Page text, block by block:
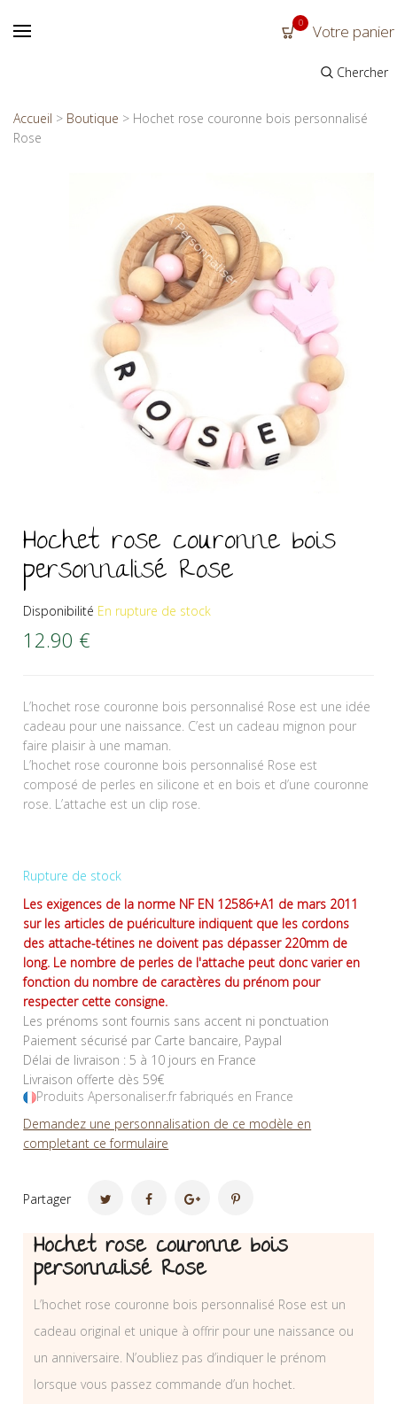
0 Votre panier
Chercher
Accueil > Boutique > Hochet rose couronne bois personnalisé
Rose
Hochet rose couronne bois
personnalisé Rose
Disponibilité En rupture de stock
12.90 €
L’hochet rose couronne bois personnalisé Rose est une idée
cadeau pour une naissance. C’est un cadeau mignon pour
faire plaisir à une maman.
L’hochet rose couronne bois personnalisé Rose est
composé de perles en silicone et en bois et d’une couronne
rose. L’attache est un clip rose.
Rupture de stock
Les exigences de la norme NF EN 12586+A1 de mars 2011
sur les articles de puériculture indiquent que les cordons
des attache-tétines ne doivent pas dépasser 220mm de
long. Le nombre de perles de l'attache peut donc varier en
fonction du nombre de caractères du prénom pour
respecter cette consigne.
Les prénoms sont fournis sans accent ni ponctuation
Paiement sécurisé par Carte bancaire, Paypal
Délai de livraison : 5 à 10 jours en France
Livraison offerte dès 59€
Produits Apersonaliser.fr fabriqués en France
Demandez une personnalisation de ce modèle en
completant ce formulaire
Partager
Hochet rose couronne bois
personnalisé Rose
L’hochet rose couronne bois personnalisé Rose est un
cadeau original et unique à offrir pour une naissance ou
un anniversaire. N’oubliez pas d’indiquer le prénom
lorsque vous passez commande d’un hochet.